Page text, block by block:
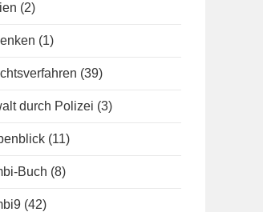
(2)
(1)
(39)
durch Polizei (3)
(11)
Buch (8)
(42)